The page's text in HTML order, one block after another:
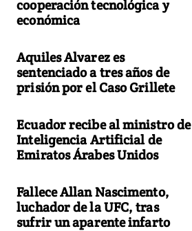
cooperación tecnológica y
económica
Aquiles Alvarez es
sentenciado a tres años de
prisión por el Caso Grillete
Ecuador recibe al ministro de
Inteligencia Artificial de
Emiratos Árabes Unidos
Fallece Allan Nascimento,
luchador de la UFC, tras
sufrir un aparente infarto